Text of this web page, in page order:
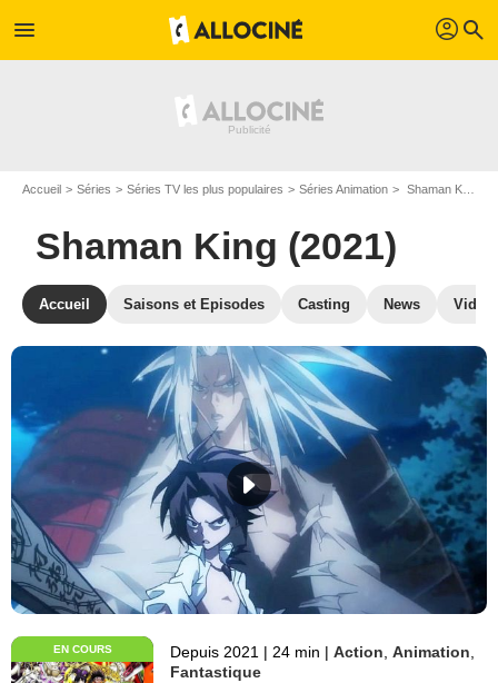
menu profil search
Accueil Séries Séries TV les plus populaires Séries Animation Shaman King (2021)
Shaman King (2021)
Accueil Saisons et Episodes Casting News
EN COURS Depuis 2021 | 24 min | Action ,Animation
Fantastique